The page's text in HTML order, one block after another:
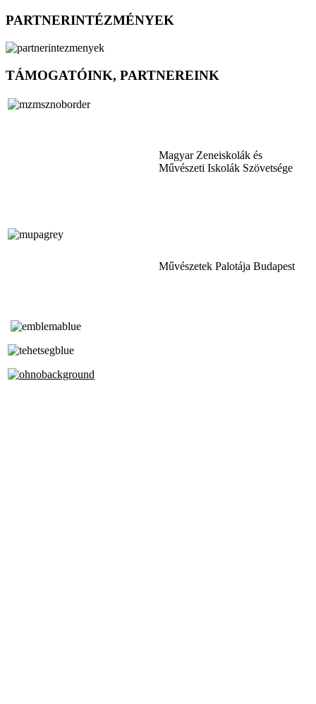
PARTNERINTÉZMÉNYEK
TÁMOGATÓINK, PARTNEREINK
Magyar Zeneiskolák és
Művészeti Iskolák Szövetsége
Művészetek Palotája Budapest